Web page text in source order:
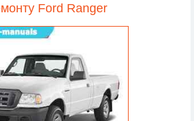
Ford Ranger